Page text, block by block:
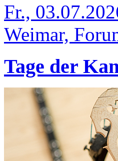
Fr.,
Weimar,
Tage der